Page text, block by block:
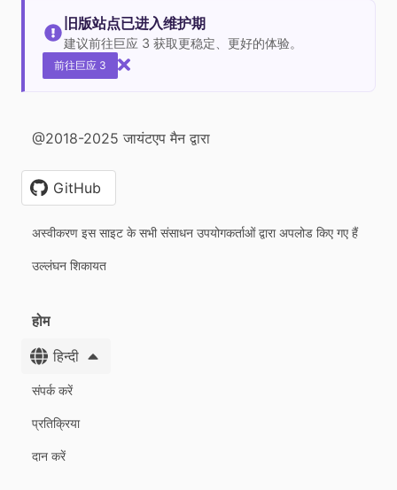
旧版站点已进入维护期
建议前往巨应 3 获取更稳定、更好的体验。
前往巨应 3
@2018-2025 जायंटएप मैन द्वारा
GitHub
अस्वीकरण इस साइट के सभी संसाधन उपयोगकर्ताओं द्वारा अपलोड किए गए हैं
उल्लंघन शिकायत
होम
हिन्दी
संपर्क करें
प्रतिक्रिया
दान करें